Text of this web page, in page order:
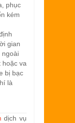
phục
kém
gian
ngoài
hoặc va
bị bạc
là
dịch vụ